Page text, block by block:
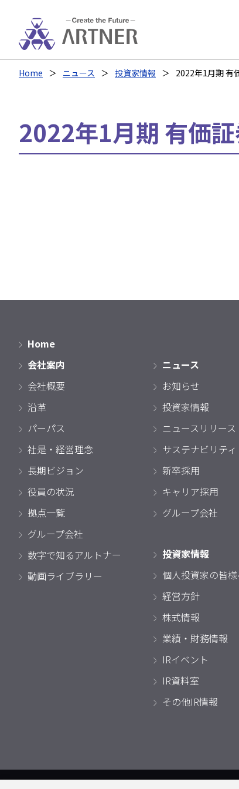
Home ニュース 投資家情報 2022年1月期 有
2022年1月期 有価
Home
会社案内
会社概要
沿革
パーパス
社是・経営理念
長期ビジョン
役員の状況
拠点一覧
グループ会社
数字で知るアルトナー
動画ライブラリー
ニュース
お知らせ
投資家情報
ニュースリリース
サステナビリティ
新卒採用
キャリア採用
グループ会社
投資家情報
個人投資家の皆
経営方針
株式情報
業績・財務情報
IRイベント
IR資料室
その他IR情報